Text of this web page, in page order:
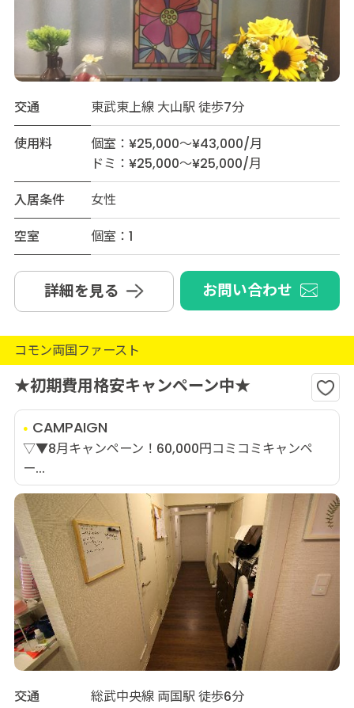
交通
東武東上線 大山駅 徒歩7分
使用料
個室：¥25,000～¥43,000/月
ドミ：¥25,000～¥25,000/月
入居条件
女性
空室
個室：1
詳細を見る お問い合わせ
コモン両国ファースト
★初期費用格安キャンペーン中★
CAMPAIGN
▽▼8月キャンペーン！60,000円コミコミキャンペ
ー...
交通
総武中央線 両国駅 徒歩6分